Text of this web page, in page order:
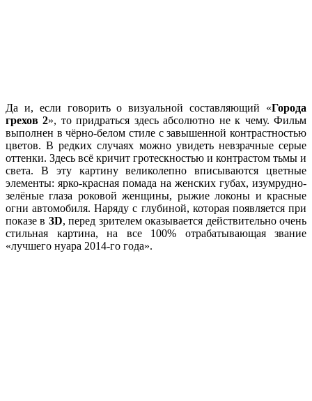
Да и, если говорить о визуальной составляющий «Города
грехов 2», то придраться здесь абсолютно не к чему. Фильм
выполнен в чёрно-белом стиле с завышенной контрастностью
цветов. В редких случаях можно увидеть невзрачные серые
оттенки. Здесь всё кричит гротескностью и контрастом тьмы и
света. В эту картину великолепно вписываются цветные
элементы: ярко-красная помада на женских губах, изумрудно-
зелёные глаза роковой женщины, рыжие локоны и красные
огни автомобиля. Наряду с глубиной, которая появляется при
показе в 3D, перед зрителем оказывается действительно очень
стильная картина, на все 100% отрабатывающая звание
«лучшего нуара 2014-го года».